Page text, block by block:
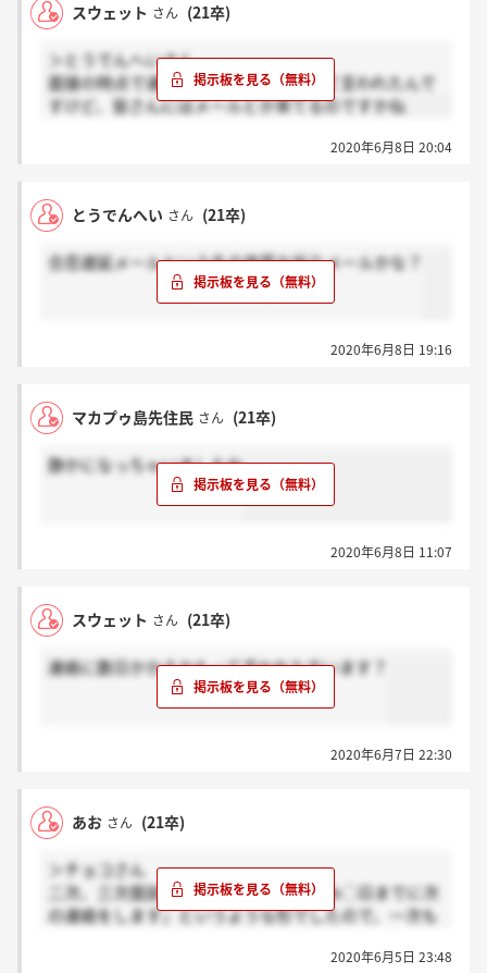
スウェット さん (21卒)
＞とうでんへいさん
面接の時点で連絡に数日かかるかもって言われたんで
すけど、皆さんにはメールとか来てるのですかね
2020年6月8日 20:04
とうでんへい さん (21卒)
合否遅延メールという名の実質お祈りメールかな？
2020年6月8日 19:16
マカプゥ島先住民 さん (21卒)
静かになっちゃいましたね
2020年6月8日 11:07
スウェット さん (21卒)
連絡に数日かかるかもって言われた方います？
2020年6月7日 22:30
あお さん (21卒)
＞チョコさん
二次、三次面談の際には『通過者にのみ◯日までに次
の連絡をします』というような形でしたので、一次も
2020年6月5日 23:48